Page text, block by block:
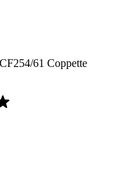
61 Coppette